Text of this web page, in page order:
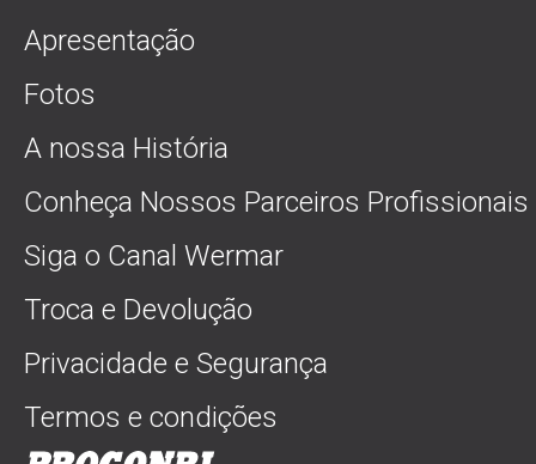
Apresentação
Fotos
A nossa História
Conheça Nossos Parceiros Profissionais
Siga o Canal Wermar
Troca e Devolução
Privacidade e Segurança
Termos e condições